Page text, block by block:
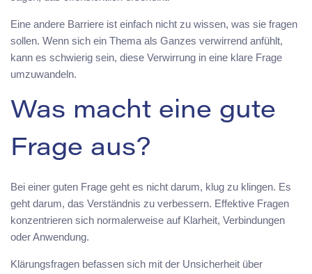
Eine andere Barriere ist einfach nicht zu wissen, was sie fragen
sollen. Wenn sich ein Thema als Ganzes verwirrend anfühlt,
kann es schwierig sein, diese Verwirrung in eine klare Frage
umzuwandeln.
Was macht eine gute
Frage aus?
Bei einer guten Frage geht es nicht darum, klug zu klingen. Es
geht darum, das Verständnis zu verbessern. Effektive Fragen
konzentrieren sich normalerweise auf Klarheit, Verbindungen
oder Anwendung.
Klärungsfragen befassen sich mit der Unsicherheit über